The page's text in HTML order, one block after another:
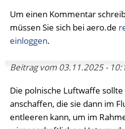
Um einen Kommentar
müssen Sie sich bei aero.de
einloggen.
Beitrag vom 03.11.2025 -
Die polnische Luftwaffe sollte
anschaffen, die sie dann im
entleeren kann, um im